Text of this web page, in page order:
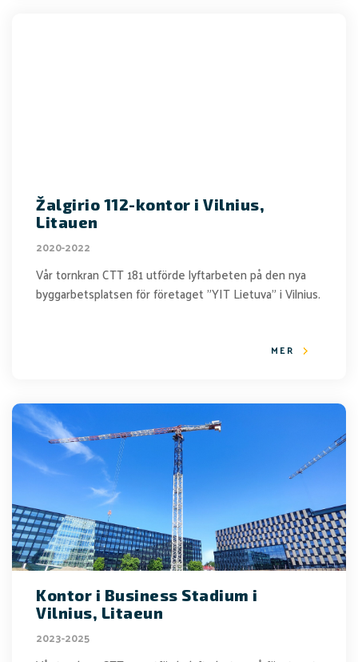
Žalgirio 112-kontor i Vilnius,
Litauen
2020-2022
Vår tornkran CTT 181 utförde lyftarbeten på den nya
byggarbetsplatsen för företaget "YIT Lietuva" i Vilnius.
MER
Kontor i Business Stadium i
Vilnius, Litaeun
2023-2025